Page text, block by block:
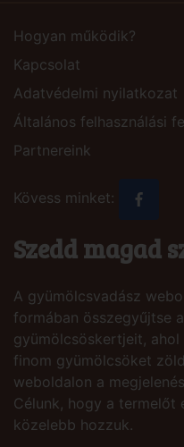
Hogyan működik?
Kapcsolat
Adatvédelmi nyilatkozat
Általános felhasználási
Partnereink
Kövess minket:
Szedd magad
A gyümölcsvadász
formában összegyűjtse
gyümölcsöskertjeit,
finom gyümölcsöket
weboldalon a
Célunk, hogy a termelőt
közelebb hozzuk.